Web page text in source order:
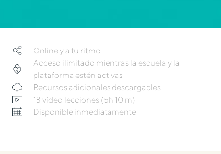
Online y a tu ritmo
Acceso ilimitado mientras la escuela y la
plataforma estén activas
Recursos adicionales descargables
18 vídeo lecciones (5h 10 m)
Disponible inmediatamente